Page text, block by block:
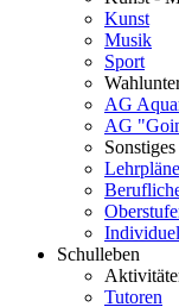
Kunst
Musik
Sport
AG
AG
Sonstiges
Lehrpläne
Schulleben
Tutoren